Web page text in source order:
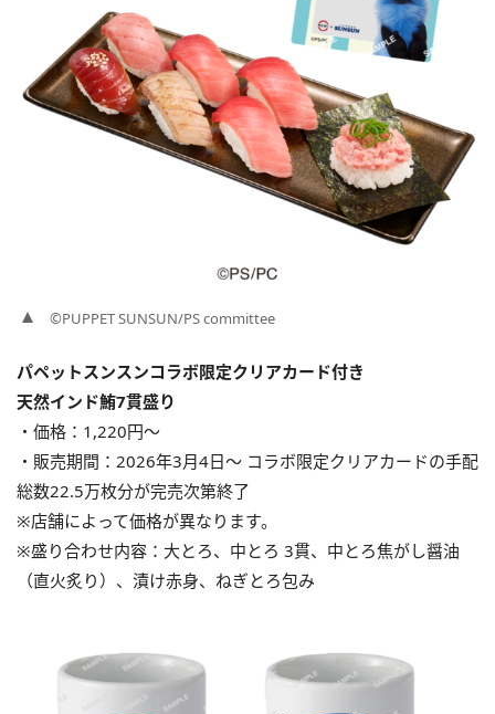
©PUPPET SUNSUN/PS committee
パペットスンスンコラボ限定クリアカード付き
天然インド鮪7貫盛り
・価格：1,220円〜
・販売期間：2026年3月4日〜 コラボ限定クリアカードの手配
総数22.5万枚分が完売次第終了
※店舗によって価格が異なります。
※盛り合わせ内容：大とろ、中とろ 3貫、中とろ焦がし醤油
（直火炙り）、漬け赤身、ねぎとろ包み